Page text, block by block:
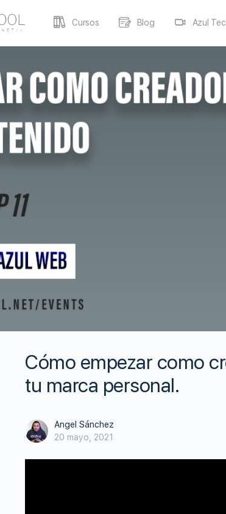
Cursos Blog Azul
Cómo empezar como
tu marca personal.
Angel Sánchez
20 mayo, 2021